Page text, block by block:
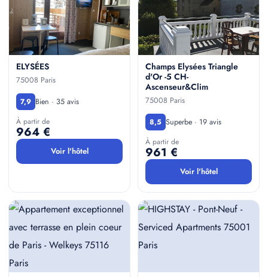
ELYSÉES
75008 Paris
7,9 Bien · 35 avis
À partir de
964 €
Voir l'hôtel
Champs Elysées Triangle
d'Or -5 CH-
Ascenseur&Clim
75008 Paris
8,5 Superbe · 19 avis
À partir de
961 €
Voir l'hôtel